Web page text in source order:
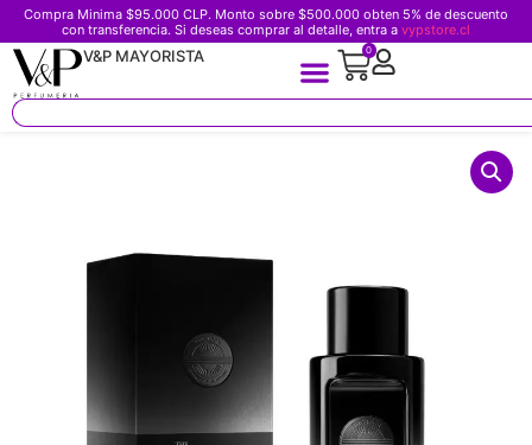
Compra Minima $95.000 CLP. Monto sobre $500.000 obten 5% de descuento
con transferencia. Si deseas comprar al detalle, entra a vypstore.cl
V&P MAYORISTA 0